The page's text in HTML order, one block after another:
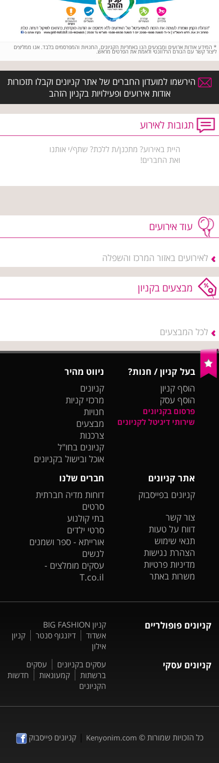
* המידע אודות ארועים ומבצעים הנו באחריות הקניונים, החנויות והמפרסמים בלבד. אנו ממליצים
ליצור קשר עם הגורם הרלוונטי ולאמת את הפרטים מראש.
הירשמו למועדון החברים של אתר קניונים וקבלו תזכורות
אודות אירועים ופעילויות בקניון הזהב
תגובות לאירוע
היית באירוע? מתכנן/ת ללכת? שתף/י אותנו
ואת החברים!
עוד אירועים
לאירועים באזור המרכז והשפלה
מבצעים בקניון
לכל המבצעים
בעל קניון / חנות?
הוסף קניון
הוסף עסק
פרסום בקניונים
שירותי דיגיטל לקניונים
ניווט מהיר
קניונים
מרכזי קניות
חנויות
מבצעים
צרכנות
קניונים בחו"ל
אוכל ובישול בקניונים
אתר קניונים
קניונים בפייסבוק
צור קשר
דווח על טעות
תנאי שימוש
הצהרת נגישות
מדיניות פרטיות
משרות באתר
חברים שלנו
דוחות מדיה חברתית
סרטים
בתי קולנוע
סרטי ילדים
אורייתא - ספר ושמנים
לנשים
עסקים מומלצים -
T.co.il
קניונים פופולריים
קניון BIG FASHION
אשדוד
דיזנגוף סנטר
קניון
אילון
קניונים עסקי עסקים בקניונים
עסקים
ברשתות
קמעונאות
חדשות
הקניונים
כל הזכויות שמורות © Kenyonim.com
|קניונים פייסבוק